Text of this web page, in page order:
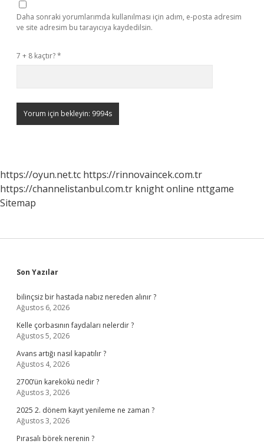
Daha sonraki yorumlarımda kullanılması için adım, e-posta adresim
ve site adresim bu tarayıcıya kaydedilsin.
7 + 8 kaçtır?*
https://oyun.net.tc https://rinnovaincek.com.tr
https://channelistanbul.com.tr knight online nttgame
Sitemap
Sidebar
Son Yazılar
bilinçsiz bir hastada nabız nereden alınır ?
Ağustos 6, 2026
Kelle çorbasının faydaları nelerdir ?
Ağustos 5, 2026
Avans artığı nasıl kapatılır ?
Ağustos 4, 2026
2700’ün karekökü nedir ?
Ağustos 3, 2026
2025 2. dönem kayıt yenileme ne zaman ?
Ağustos 3, 2026
Pırasalı börek nerenin ?